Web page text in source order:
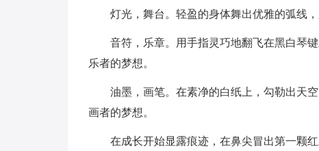
灯光，舞台。轻盈的身体舞出优雅的弧线
音符，乐章。用手指灵巧地翻飞在黑白琴
乐者的梦想。
油墨，画笔。在素净的白纸上，勾勒出天
画者的梦想。
在成长开始显露痕迹，在鼻尖冒出第一颗